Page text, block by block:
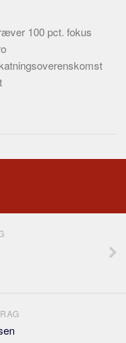
100 pct. fokus